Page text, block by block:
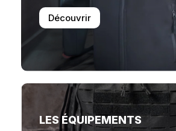
Découvrir
LES ÉQUIPEMENTS